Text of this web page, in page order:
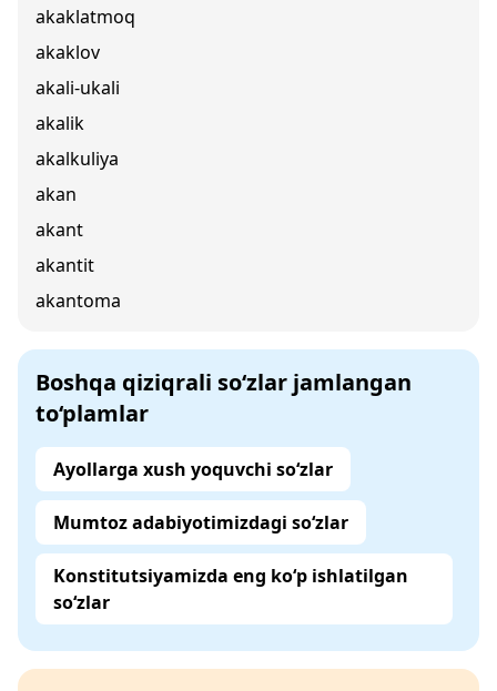
akaklatmoq
akaklov
akali-ukali
akalik
akalkuliya
akan
akant
akantit
akantoma
Boshqa qiziqrali so‘zlar jamlangan
to‘plamlar
Ayollarga xush yoquvchi so‘zlar
Mumtoz adabiyotimizdagi so‘zlar
Konstitutsiyamizda eng ko‘p ishlatilgan
so‘zlar